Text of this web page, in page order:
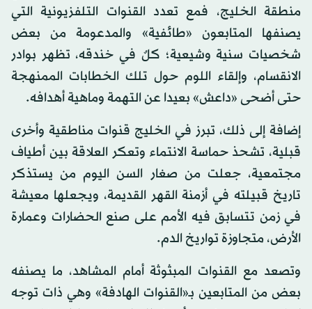
منطقة الخليج، فمع تعدد القنوات التلفزيونية التي
يصنفها المتابعون «طائفية» والمدعومة من بعض
شخصيات سنية وشيعية؛ كلٌ في خندقه، تظهر بوادر
الانقسام، وإلقاء اللوم حول تلك الخطابات الممنهجة
حتى أضحى «داعش» بعيدا عن التهمة وماهية أهدافه.
إضافة إلى ذلك، تبرز في الخليج قنوات مناطقية وأخرى
قبلية، تشحذ حماسة الانتماء وتعكر العلاقة بين أطياف
مجتمعية، جعلت من صغار السن اليوم من يستذكر
تاريخ قبيلته في أزمنة القهر القديمة، ويجعلها معيشة
في زمن تتسابق فيه الأمم على صنع الحضارات وعمارة
الأرض، متجاوزة تواريخ الدم.
وتصعد مع القنوات المبثوثة أمام المشاهد، ما يصنفه
بعض من المتابعين بـ«القنوات الهادفة» وهي ذات توجه